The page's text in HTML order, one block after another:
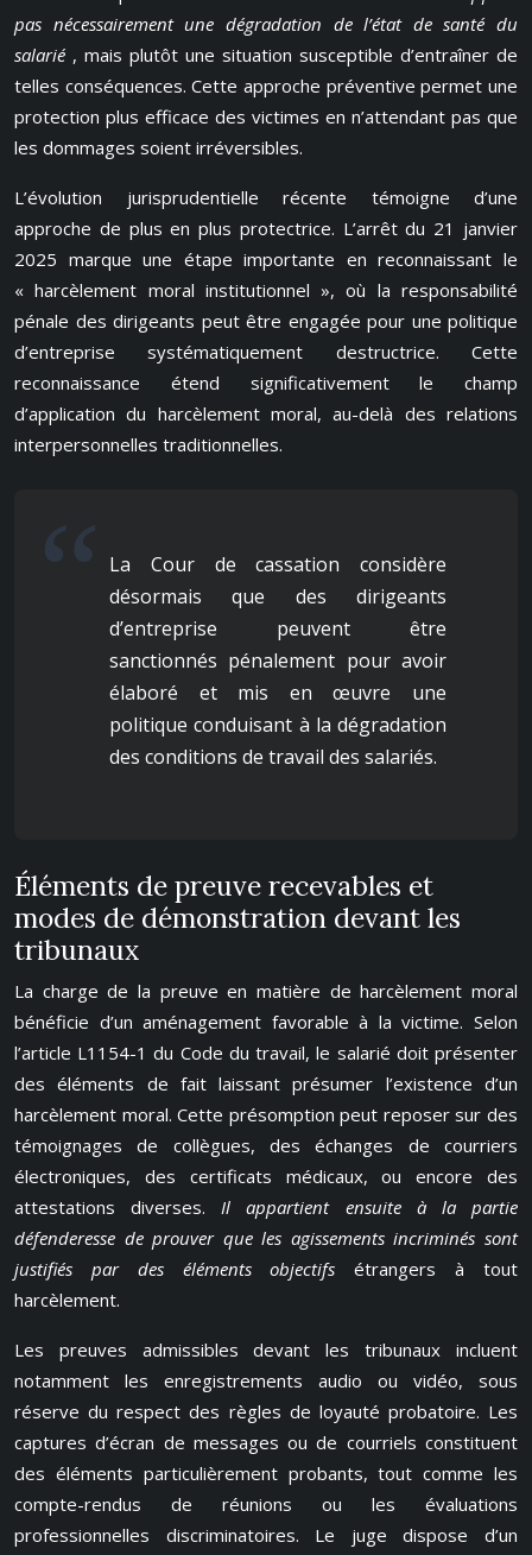
pas nécessairement une dégradation de l’état de santé du
salarié , mais plutôt une situation susceptible d’entraîner de
telles conséquences. Cette approche préventive permet une
protection plus efficace des victimes en n’attendant pas que
les dommages soient irréversibles.
L’évolution jurisprudentielle récente témoigne d’une
approche de plus en plus protectrice. L’arrêt du 21 janvier
2025 marque une étape importante en reconnaissant le
« harcèlement moral institutionnel », où la responsabilité
pénale des dirigeants peut être engagée pour une politique
d’entreprise systématiquement destructrice. Cette
reconnaissance étend significativement le champ
d’application du harcèlement moral, au-delà des relations
interpersonnelles traditionnelles.
La Cour de cassation considère
désormais que des dirigeants
d’entreprise peuvent être
sanctionnés pénalement pour avoir
élaboré et mis en œuvre une
politique conduisant à la dégradation
des conditions de travail des salariés.
Éléments de preuve recevables et
modes de démonstration devant les
tribunaux
La charge de la preuve en matière de harcèlement moral
bénéficie d’un aménagement favorable à la victime. Selon
l’article L1154-1 du Code du travail, le salarié doit présenter
des éléments de fait laissant présumer l’existence d’un
harcèlement moral. Cette présomption peut reposer sur des
témoignages de collègues, des échanges de courriers
électroniques, des certificats médicaux, ou encore des
attestations diverses.Il appartient ensuite à la partie
défenderesse de prouver que les agissements incriminés sont
justifiés par des éléments objectifsétrangers à tout
harcèlement.
Les preuves admissibles devant les tribunaux incluent
notamment les enregistrements audio ou vidéo, sous
réserve du respect des règles de loyauté probatoire. Les
captures d’écran de messages ou de courriels constituent
des éléments particulièrement probants, tout comme les
compte-rendus de réunions ou les évaluations
professionnelles discriminatoires. Le juge dispose d’un